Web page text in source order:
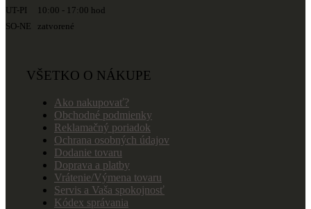
UT-PI 10:00 - 17:00 hod
SO-NE zatvorené
VŠETKO O NÁKUPE
Ako nakupovať?
Obchodné podmienky
Reklamačný poriadok
Ochrana osobných údajov
Dodanie tovaru
Doprava a platby
Vrátenie/Výmena tovaru
Servis a Vaša spokojnosť
Kódex správania